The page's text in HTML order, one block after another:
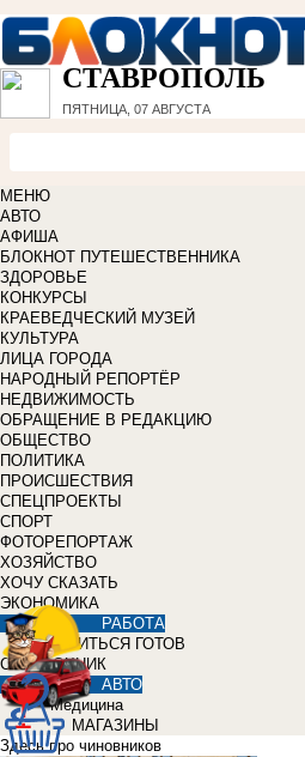
СТАВРОПОЛЬ
ПЯТНИЦА, 07 АВГУСТА
МЕНЮ
АВТО
АФИША
БЛОКНОТ ПУТЕШЕСТВЕННИКА
ЗДОРОВЬЕ
КОНКУРСЫ
КРАЕВЕДЧЕСКИЙ МУЗЕЙ
КУЛЬТУРА
ЛИЦА ГОРОДА
НАРОДНЫЙ РЕПОРТЁР
НЕДВИЖИМОСТЬ
ОБРАЩЕНИЕ В РЕДАКЦИЮ
ОБЩЕСТВО
ПОЛИТИКА
ПРОИСШЕСТВИЯ
СПЕЦПРОЕКТЫ
СПОРТ
ФОТОРЕПОРТАЖ
ХОЗЯЙСТВО
ХОЧУ СКАЗАТЬ
ЭКОНОМИКА
РАБОТА
УЧИТЬСЯ ГОТОВ
СПРАВОЧНИК
АВТО
Медицина
МАГАЗИНЫ
Здесь про чиновников